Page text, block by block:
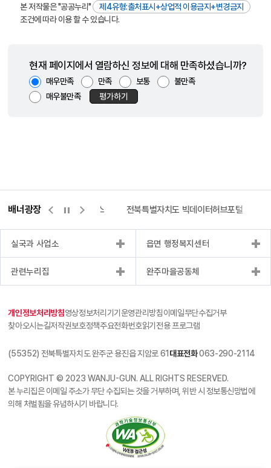
본 저작물은 "공공누리"
제4유형:출처표시+상업적 이용금지+변경금지
조건에 따라 이용 할 수 있습니다.
현재 페이지에서 열람하신 정보에 대해 만족하셨습니까?
매우만족 만족 보통
불만족
매우불만족
평가하기
배너광장
량바로처리센터 위택스 전북특별자치도 빅데이터허브포털
실국과 사업소 읍면 행정복지센터
관련누리집 완주마을공동체
개인정보처리방침영상정보처리기기운영관리방침이메일무단수집거부
찾아오시는길저작권보호정책주요전화번호읽기전용 프로그램
(55352) 전북특별자치도 완주군 용진읍 지암로 61 대표전화063-290-2114
COPYRIGHT © 2023 WANJU-GUN. ALL RIGHTS RESERVED.
본 누리집은 이메일 주소가 무단 수집되는 것을 거부하며, 위반 시 정보통신망법에
의해 처벌됨을 유념하시기 바랍니다.